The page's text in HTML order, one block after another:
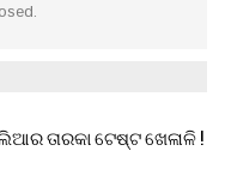
ତାରକା ଟେଷ୍ଟ ଖେଳାଳି !